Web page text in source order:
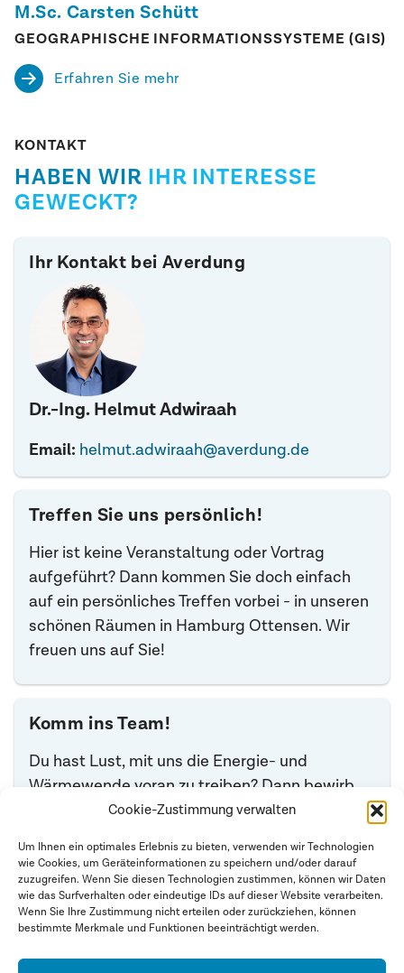
Cookie-Zustimmung verwalten
Um Ihnen ein optimales Erlebnis zu bieten, verwenden wir Technologien
wie Cookies, um Geräteinformationen zu speichern und/oder darauf
zuzugreifen. Wenn Sie diesen Technologien zustimmen, können wir Daten
wie das Surfverhalten oder eindeutige IDs auf dieser Website verarbeiten.
Wenn Sie Ihre Zustimmung nicht erteilen oder zurückziehen, können
bestimmte Merkmale und Funktionen beeinträchtigt werden.
M.Sc. Carsten Schütt
GEOGRAPHISCHE INFORMATIONSSYSTEME (GIS)
Erfahren Sie mehr
KONTAKT
HABEN WIR IHR INTERESSE
GEWECKT?
Ihr Kontakt bei Averdung
Dr.-Ing. Helmut Adwiraah
Email: helmut.adwiraah@averdung.de
Treffen Sie uns persönlich!
Hier ist keine Veranstaltung oder Vortrag
aufgeführt? Dann kommen Sie doch einfach
auf ein persönliches Treffen vorbei - in unseren
schönen Räumen in Hamburg Ottensen. Wir
freuen uns auf Sie!
Komm ins Team!
Du hast Lust, mit uns die Energie- und
Wärmewende voran zu treiben? Dann bewirb
Dich bei uns. Es erwarten Dich ein motiviertes
Bitte schicke Deine Bewerbung an:
Email:bewerbungen@averdung.de